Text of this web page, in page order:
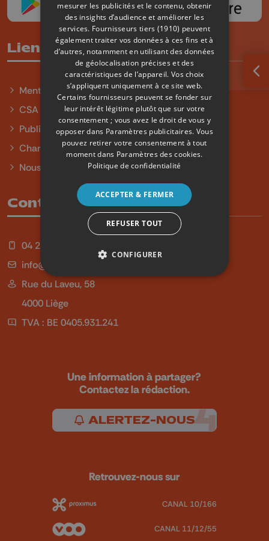
Liens utiles
Mentions légales
CSA
Publicité
Charte sur l'égalité et la diversité
Nous contacter
Contact
04 254 99 99
info@qu4tre.be
Rue du Laveu, 58
4000 Liège
TVA : BE 0405.931.241
Une information à partager?
Contactez la rédaction.
ALERTEZ-NOUS
Retrouvez-nous sur
CANAL 10/166
CANAL 11/12/55
mesurer les publicités et le contenu, obtenir
des insights d’audience et améliorer les
services. Fournisseurs tiers (1910) peuvent
également traiter vos données à ces fins et à
d’autres, notamment en utilisant des données
de géolocalisation précises et des
caractéristiques de l’appareil. Vos choix
s’appliquent uniquement à ce site web.
Certains fournisseurs peuvent se fonder sur
leur intérêt légitime plutôt que sur votre
consentement ; vous avez le droit de vous y
opposer dans Paramètres publicitaires. Vous
pouvez retirer votre consentement à tout
moment dans Paramètres des cookies.
Politique de confidentialité
ACCEPTER & FERMER
REFUSER TOUT
CONFIGURER